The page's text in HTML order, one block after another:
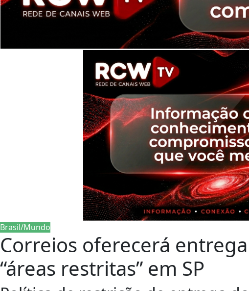
Brasil/Mundo
Correios oferecerá
“áreas restritas” em SP